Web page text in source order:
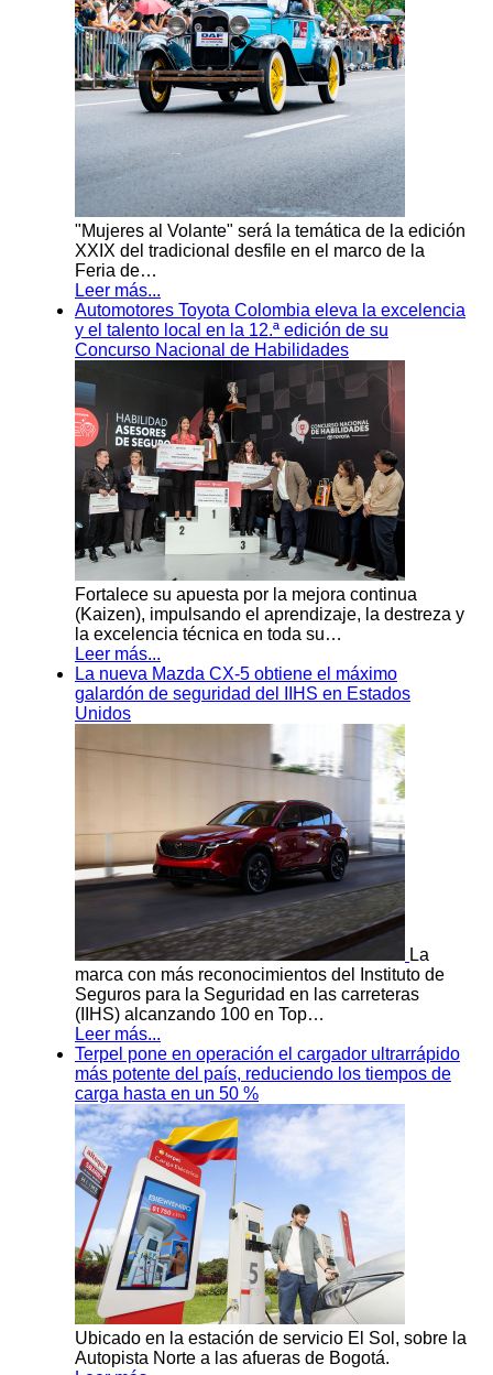
"Mujeres al Volante" será la temática de la edición
XXIX del tradicional desfile en el marco de la
Feria de…
Leer más...
Automotores Toyota Colombia eleva la excelencia
y el talento local en la 12.ª edición de su
Concurso Nacional de Habilidades
Fortalece su apuesta por la mejora continua
(Kaizen), impulsando el aprendizaje, la destreza y
la excelencia técnica en toda su…
Leer más...
La nueva Mazda CX-5 obtiene el máximo
galardón de seguridad del IIHS en Estados
Unidos
La
marca con más reconocimientos del Instituto de
Seguros para la Seguridad en las carreteras
(IIHS) alcanzando 100 en Top…
Leer más...
Terpel pone en operación el cargador ultrarrápido
más potente del país, reduciendo los tiempos de
carga hasta en un 50 %
Ubicado en la estación de servicio El Sol, sobre la
Autopista Norte a las afueras de Bogotá.